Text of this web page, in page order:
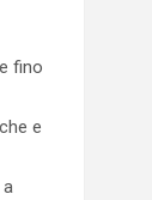
fino
e